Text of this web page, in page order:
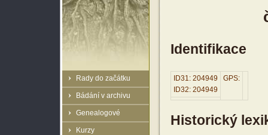
Rady do začátku
Bádání v archivu
Genealogové
Kurzy
Identifikace
ID31: 204949
ID32: 204949
GPS:
Historický